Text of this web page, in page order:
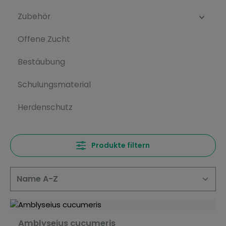
Zubehör
Offene Zucht
Bestäubung
Schulungsmaterial
Herdenschutz
Produkte filtern
Amblyseius cucumeris